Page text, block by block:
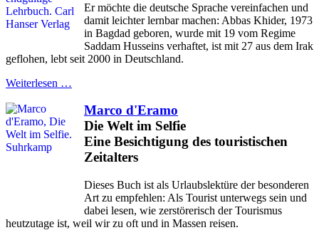
Er möchte die deutsche Sprache vereinfachen und
damit leichter lernbar machen: Abbas Khider, 1973
in Bagdad geboren, wurde mit 19 vom Regime
Saddam Husseins verhaftet, ist mit 27 aus dem Irak
geflohen, lebt seit 2000 in Deutschland.
Weiterlesen …
Marco d'Eramo
Die Welt im Selfie
Eine Besichtigung des touristischen
Zeitalters
Dieses Buch ist als Urlaubslektüre der besonderen
Art zu empfehlen: Als Tourist unterwegs sein und
dabei lesen, wie zerstörerisch der Tourismus
heutzutage ist, weil wir zu oft und in Massen reisen.